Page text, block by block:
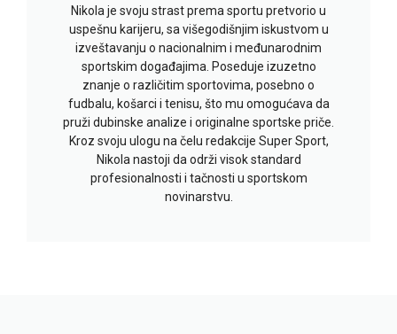
Nikola je svoju strast prema sportu pretvorio u
uspešnu karijeru, sa višegodišnjim iskustvom u
izveštavanju o nacionalnim i međunarodnim
sportskim događajima. Poseduje izuzetno
znanje o različitim sportovima, posebno o
fudbalu, košarci i tenisu, što mu omogućava da
pruži dubinske analize i originalne sportske priče.
Kroz svoju ulogu na čelu redakcije Super Sport,
Nikola nastoji da održi visok standard
profesionalnosti i tačnosti u sportskom
novinarstvu.